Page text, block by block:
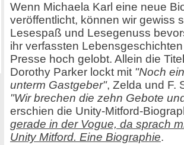
Wenn Michaela Karl eine neue
veröffentlicht, können wir gewiss
Lesespaß und Lesegenuss
ihr verfassten
Presse hoch gelobt. Allein die
Dorothy Parker lockt mit "Noch
unterm Gastgeber", Zelda und F.
"Wir brechen die zehn Gebote
erschien die Unity-Mitford-
gerade in der Vogue, da sprach
Unity Mitford. Eine Biographie.